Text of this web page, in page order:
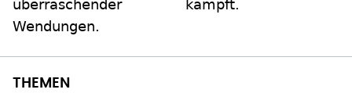
überraschender
Wendungen.
kämpft.